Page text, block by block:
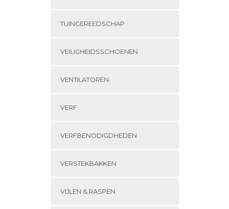
TUINGEREEDSCHAP
VEILIGHEIDSSCHOENEN
VENTILATOREN
VERF
VERFBENODIGDHEDEN
VERSTEKBAKKEN
VIJLEN & RASPEN